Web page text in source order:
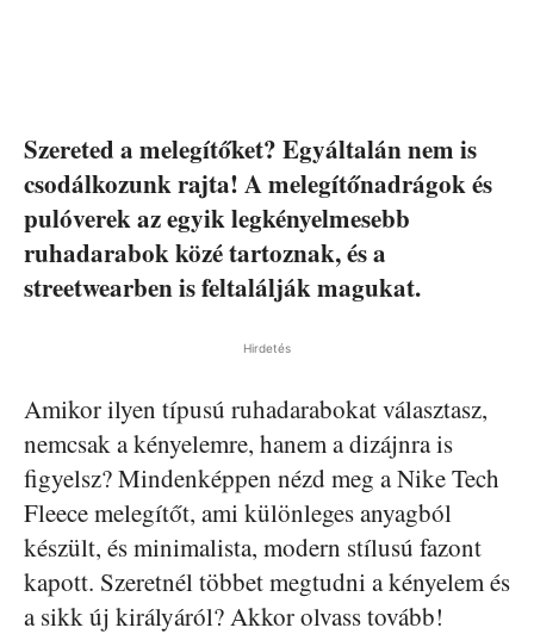
Szereted a melegítőket? Egyáltalán nem is
csodálkozunk rajta! A melegítőnadrágok és
pulóverek az egyik legkényelmesebb
ruhadarabok közé tartoznak, és a
streetwearben is feltalálják magukat.
Hirdetés
Amikor ilyen típusú ruhadarabokat választasz,
nemcsak a kényelemre, hanem a dizájnra is
figyelsz? Mindenképpen nézd meg a Nike Tech
Fleece melegítőt, ami különleges anyagból
készült, és minimalista, modern stílusú fazont
kapott. Szeretnél többet megtudni a kényelem és
a sikk új királyáról? Akkor olvass tovább!